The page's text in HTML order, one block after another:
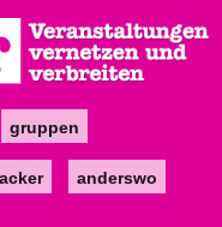
gruppen
anderswo